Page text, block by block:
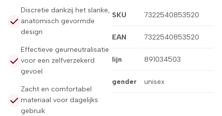
Discretie dankzij het slanke,
anatomisch gevormde
design
Effectieve geurneutralisatie
voor een zelfverzekerd
gevoel
Zacht en comfortabel
materiaal voor dagelijks
gebruik
SKU 7322540853520
EAN 7322540853520
lijn 891034503
gender unisex